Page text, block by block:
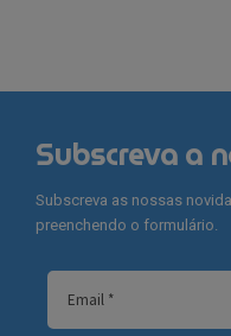
Subscreva a
Subscreva as nossas
preenchendo o formulário.